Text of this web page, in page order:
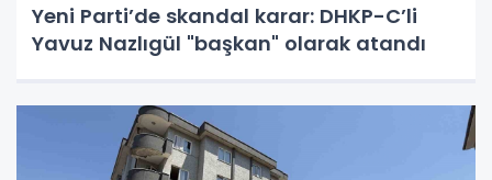
Yeni Parti’de skandal karar: DHKP-C’li
Yavuz Nazlıgül "başkan" olarak atandı